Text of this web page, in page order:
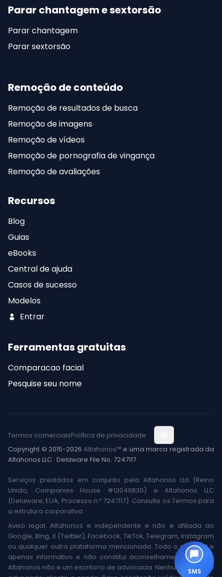
Parar chantagem e sextorsão
Parar chantagem
Parar sextorsão
Remoção de conteúdo
Remoção de resultados de busca
Remoção de imagens
Remoção de vídeos
Remoção de pornografia de vingança
Remoção de avaliações
Recursos
Blog
Guias
eBooks
Central de ajuda
Casos de sucesso
Modelos
Entrar
Ferramentas gratuitas
Comparacao facial
Pesquise seu nome
Copyright © 2015-2026 Altahonos™ e uma marca registrada da
Altahonos LLC · Delaware File No. 7247117
Termos comerciaisPolítica de privacidade
Serviços prestados em conjunto pela Altahonos Ltd (Reino
Unido, Companies House #13049830) e Altahonos LLC
(Delaware, EUA, Processo n.º 7247117). Consulte os Termos para
a estrutura corporativa.
Aviso legal: Altahonos e independente e não e afiliada ao
Google, Bing, X (Twitter), Facebook, TikTok, Telegram, Instagram
ou qualquer outra plataforma mencionada. Todo o material e
apenas informativo e não constitui aconselhamento jurídico;
Altahonos não e um escritorio de advocacia. Nenhuma relacao
SMS